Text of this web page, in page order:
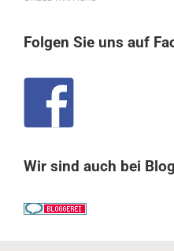
Folgen Sie uns auf
Wir sind auch bei